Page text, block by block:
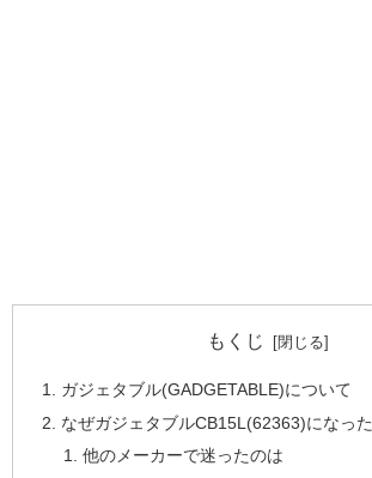
もくじ
ガジェタブル(GADGETABLE)について
なぜガジェタブルCB15L(62363)になっ
他のメーカーで迷ったのは